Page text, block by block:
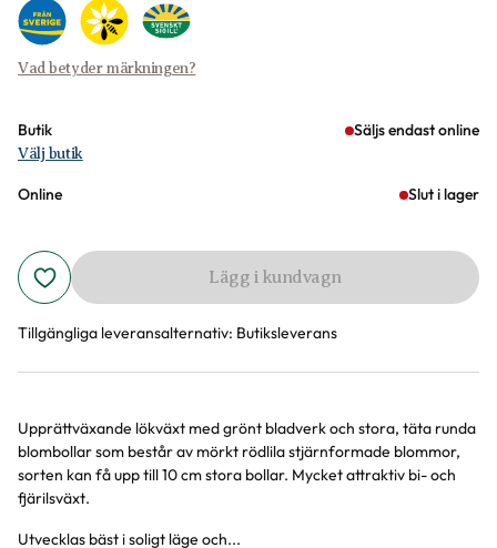
Vad betyder märkningen?
Butik Säljs endast online
Välj butik
Online Slut i lager
Lägg i kundvagn
Tillgängliga leveransalternativ: Butiksleverans
Produktinformation
Upprättväxande lökväxt med grönt bladverk och stora, täta runda
blombollar som består av mörkt rödlila stjärnformade blommor,
sorten kan få upp till 10 cm stora bollar. Mycket attraktiv bi- och
fjärilsväxt.
Utvecklas bäst i soligt läge och...